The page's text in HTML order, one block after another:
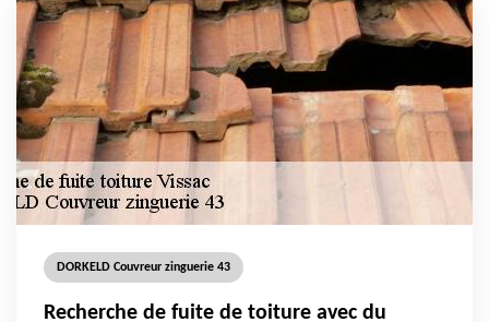
DORKELD Couvreur zinguerie 43
Recherche de fuite de toiture avec du